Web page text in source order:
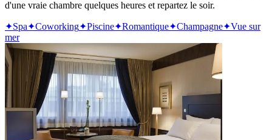
d'une vraie chambre quelques heures et repartez le soir.
✦Spa✦Coworking✦Piscine✦Romantique✦Champagne✦Vue sur
mer